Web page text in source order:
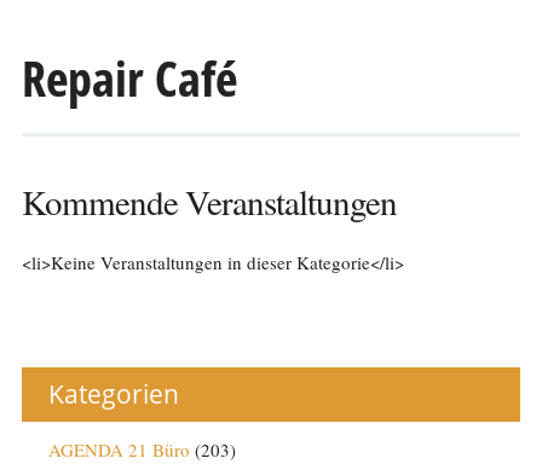
zum
Repair Café
Kommende Veranstaltungen
<li>Keine Veranstaltungen in dieser Kategorie</li>
Kategorien
AGENDA 21 Büro (203)